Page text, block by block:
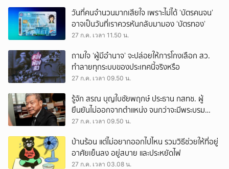
วันที่คนจำนวนมากเสียใจ เพราะไม่ได้ ‘บัตรคนจน’
อาจเป็นวันที่เราควรหันกลับมามอง ‘บัตรทอง’
27 ก.ค. เวลา 11.50 น.
ถามใจ ‘ผู้มีอำนาจ’ จะปล่อยให้การโกงเลือก สว.
ทำลายทุกระบบของประเทศนี้จริงหรือ
27 ก.ค. เวลา 09.50 น.
รู้จัก สรณ บุญใบชัยพฤกษ์ ประธาน กสทช. ผู้
ยืนยันไม่ออกจากตำแหน่ง จนกว่าจะมีพระบรม
ราชโองการโปรดเกล้าฯ
27 ก.ค. เวลา 09.50 น.
บ้านร้อน แต่ไม่อยากออกไปไหน รวมวิธีช่วยให้ที่อยู่
อาศัยเย็นลง อยู่สบาย และประหยัดไฟ
27 ก.ค. เวลา 03.08 น.